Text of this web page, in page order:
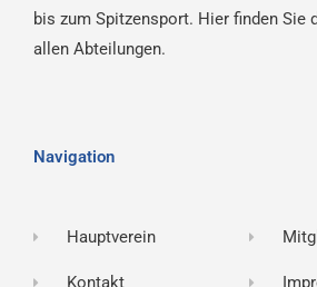
bis zum Spitzensport. Hier finden Sie
allen Abteilungen.
Navigation
Hauptverein
Kontakt